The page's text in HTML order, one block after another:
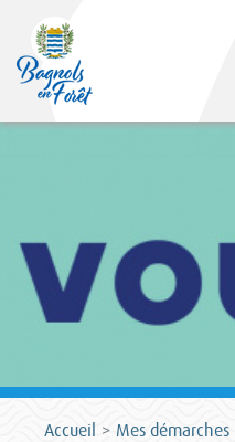
Accueil Mes démarches